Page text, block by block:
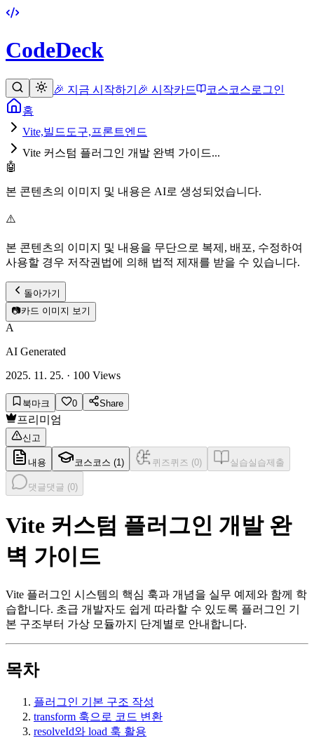
CodeDeck
🎉 지금 시작하기 🎉 시작카드 코스코스로그인
홈
Vite,빌드도구,프론트엔드
Vite 커스텀 플러그인 개발 완벽 가이드...
🤖
본 콘텐츠의 이미지 및 내용은 AI로 생성되었습니다.
⚠️
본 콘텐츠의 이미지 및 내용을 무단으로 복제, 배포, 수정하여
사용할 경우 저작권법에 의해 법적 제재를 받을 수 있습니다.
돌아가기
📷카드 이미지 보기
A
AI Generated
2025. 11. 25. · 100 Views
북마크 0 Share
프리미엄
신고
내용 코스 코스 (1 ) 퀴즈퀴즈 (0) 실습실습제출
댓글댓글 (0)
Vite 커스텀 플러그인 개발 완
벽 가이드
Vite 플러그인 시스템의 핵심 훅과 개념을 실무 예제와 함께 학
습합니다. 초급 개발자도 쉽게 따라할 수 있도록 플러그인 기
본 구조부터 가상 모듈까지 단계별로 안내합니다.
목차
플러그인 기본 구조 작성
transform 훅으로 코드 변환
resolveId와 load 훅 활용